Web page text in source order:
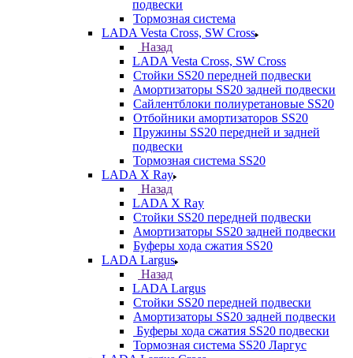
подвески
Тормозная система
LADA Vesta Cross, SW Cross
Назад
LADA Vesta Cross, SW Cross
Стойки SS20 передней подвески
Амортизаторы SS20 задней подвески
Сайлентблоки полиуретановые SS20
Отбойники амортизаторов SS20
Пружины SS20 передней и задней
подвески
Тормозная система SS20
LADA X Ray
Назад
LADA X Ray
Стойки SS20 передней подвески
Амортизаторы SS20 задней подвески
Буферы хода сжатия SS20
LADA Largus
Назад
LADA Largus
Стойки SS20 передней подвески
Амортизаторы SS20 задней подвески
Буферы хода сжатия SS20 подвески
Тормозная система SS20 Ларгус